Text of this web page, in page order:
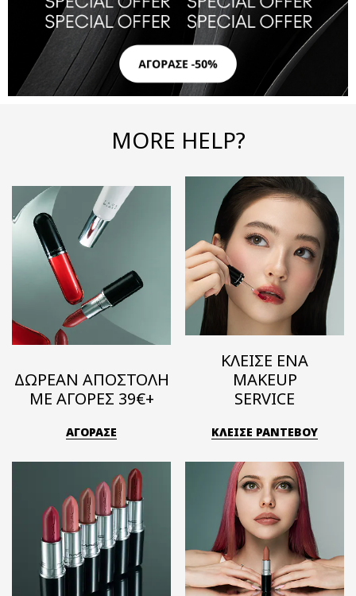
MORE HELP?
ΔΩΡΕΑΝ ΑΠΟΣΤΟΛΗ
ΜΕ ΑΓΟΡΕΣ 39€+
ΑΓΟΡΑΣΕ
ΚΛΕΙΣΕ ΕΝΑ
MAKEUP
SERVICE
ΚΛΕΙΣΕ ΡΑΝΤΕΒΟΥ